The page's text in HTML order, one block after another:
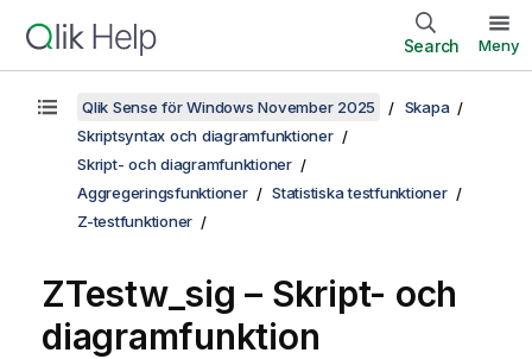
Search Meny
Qlik Sense för Windows November 2025
Skapa
Skriptsyntax och diagramfunktioner
Skript- och diagramfunktioner
Aggregeringsfunktioner
Statistiska testfunktioner
Z-testfunktioner
ZTestw_sig – Skript- och
diagramfunktion